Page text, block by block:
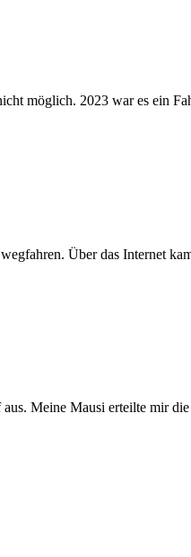
möglich. 2023 war es ein
Über das Internet
Meine Mausi erteilte mir